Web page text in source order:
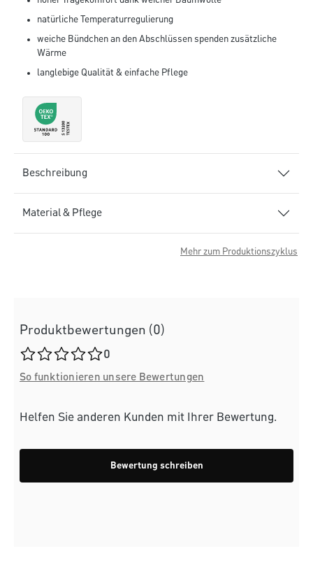
natürliche Temperaturregulierung
weiche Bündchen an den Abschlüssen spenden zusätzliche
Wärme
langlebige Qualität & einfache Pflege
Beschreibung
Material & Pflege
Mehr zum Produktionszyklus
Produktbewertungen (0)
Durchschnittliche Bewertung von 0 von 5 Sternen
0
So funktionieren unsere Bewertungen
Helfen Sie anderen Kunden mit Ihrer Bewertung.
Bewertung schreiben